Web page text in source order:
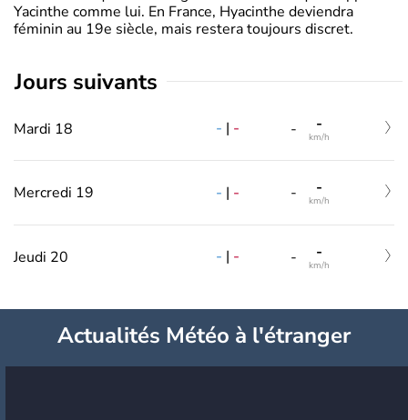
Yacinthe comme lui. En France, Hyacinthe deviendra
féminin au 19e siècle, mais restera toujours discret.
jours suivants
Mardi 18 - | - - -
km/h
Mercredi 19 - | - - -
km/h
Jeudi 20 - | - - -
km/h
Actualités Météo à l'étranger